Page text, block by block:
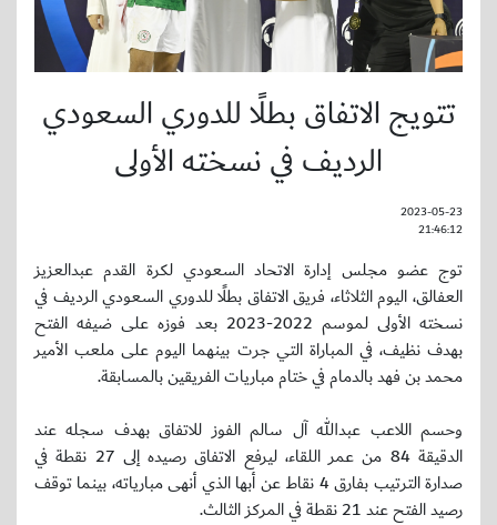
تتويج الاتفاق بطلًا للدوري السعودي
الرديف في نسخته الأولى
2023-05-23
21:46:12
توج عضو مجلس إدارة الاتحاد السعودي لكرة القدم عبدالعزيز
العفالق، اليوم الثلاثاء، فريق الاتفاق بطلًا للدوري السعودي الرديف في
نسخته الأولى لموسم 2022-2023 بعد فوزه على ضيفه الفتح
بهدف نظيف، في المباراة التي جرت بينهما اليوم على ملعب الأمير
محمد بن فهد بالدمام في ختام مباريات الفريقين بالمسابقة.
وحسم اللاعب عبدالله آل سالم الفوز للاتفاق بهدف سجله عند
الدقيقة 84 من عمر اللقاء، ليرفع الاتفاق رصيده إلى 27 نقطة في
صدارة الترتيب بفارق 4 نقاط عن أبها الذي أنهى مبارياته، بينما توقف
رصيد الفتح عند 21 نقطة في المركز الثالث.